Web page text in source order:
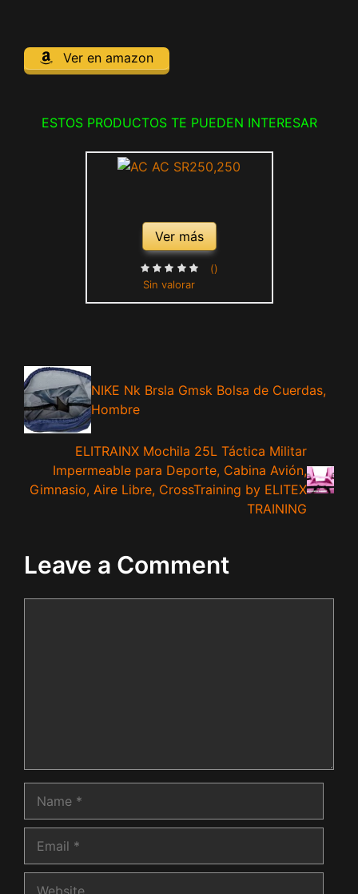
Ver en amazon
ESTOS PRODUCTOS TE PUEDEN INTERESAR
Ver más
Sin valorar
()
NIKE Nk Brsla Gmsk Bolsa de Cuerdas,
Hombre
ELITRAINX Mochila 25L Táctica Militar
Impermeable para Deporte, Cabina Avión,
Gimnasio, Aire Libre, CrossTraining by ELITEX
TRAINING
Leave a Comment